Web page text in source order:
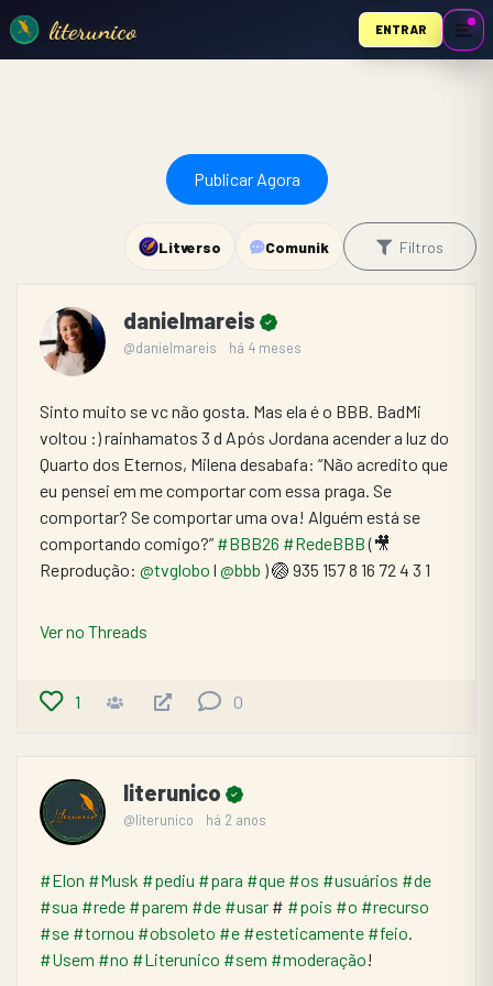
literunico ENTRAR
Publicar Agora
Litverso Comunik Filtros
danielmareis
@danielmareis há 4 meses
Sinto muito se vc não gosta. Mas ela é o BBB. BadMi
voltou :) rainhamatos 3 d Após Jordana acender a luz do
Quarto dos Eternos, Milena desabafa: “Não acredito que
eu pensei em me comportar com essa praga. Se
comportar? Se comportar uma ova! Alguém está se
comportando comigo?” #BBB26 #RedeBBB (🎥
Reprodução: @tvglobo l @bbb ) 🏐 935 157 8 16 72 4 3 1
Ver no Threads
1 0
literunico
@literunico há 2 anos
#Elon #Musk #pediu #para #que #os #usuários #de
#sua #rede #parem #de #usar # #pois #o #recurso
#se #tornou #obsoleto #e #esteticamente #feio.
#Usem #no #Literunico #sem #moderação!